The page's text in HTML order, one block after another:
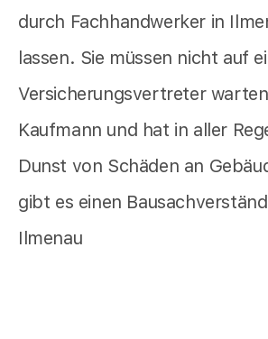
durch Fachhandwerker in
lassen. Sie müssen nicht auf
Versicherungsvertreter
Kaufmann und hat in aller
Dunst von Schäden an
gibt es einen
Ilmenau